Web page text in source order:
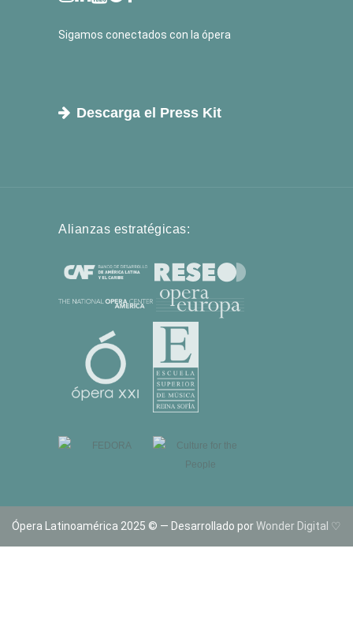
Sigamos conectados con la ópera
Descarga el Press Kit
Alianzas estratégicas:
Ópera Latinoamérica 2025 © — Desarrollado porWonder Digital ♡